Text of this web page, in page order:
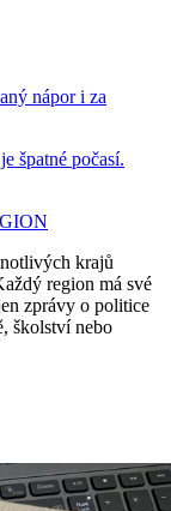
nápor i za
špatné počasí.
krajů
region má své
zprávy o politice
školství nebo